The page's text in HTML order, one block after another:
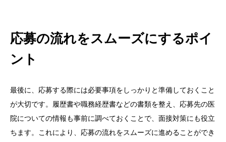
応募の流れをスムーズにするポイ
ント
最後に、応募する際には必要事項をしっかりと準備しておくこと
が大切です。履歴書や職務経歴書などの書類を整え、応募先の医
院についての情報も事前に調べておくことで、面接対策にも役立
ちます。これにより、応募の流れをスムーズに進めることができ